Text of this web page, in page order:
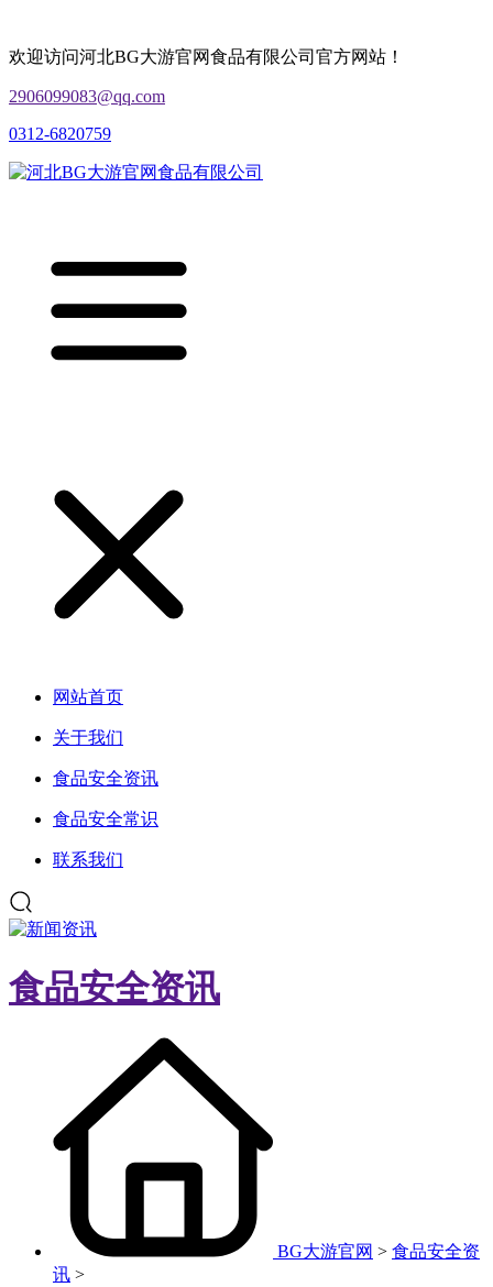
欢迎访问河北BG大游官网食品有限公司官方网站！
2906099083@qq.com
0312-6820759
网站首页
关于我们
食品安全资讯
食品安全常识
联系我们
食品安全资讯
BG大游官网 > 食品安全资
讯 >